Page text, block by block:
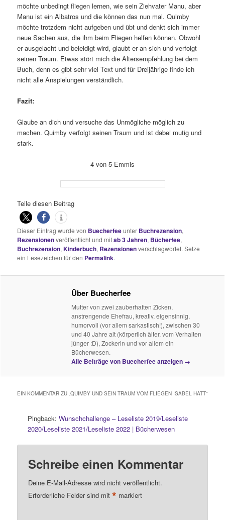
möchte unbedingt fliegen lernen, wie sein Ziehvater Manu, aber
Manu ist ein Albatros und die können das nun mal. Quimby
möchte trotzdem nicht aufgeben und übt und denkt sich immer
neue Sachen aus, die ihm beim Fliegen helfen können. Obwohl
er ausgelacht und beleidigt wird, glaubt er an sich und verfolgt
seinen Traum. Etwas stört mich die Altersempfehlung bei dem
Buch, denn es gibt sehr viel Text und für Dreijährige finde ich
nicht alle Anspielungen verständlich.
Fazit:
Glaube an dich und versuche das Unmögliche möglich zu
machen. Quimby verfolgt seinen Traum und ist dabei mutig und
stark.
4 von 5 Emmis
Teile diesen Beitrag
Dieser Eintrag wurde von Buecherfeeunter Buchrezension,
Rezensionenveröffentlicht und mitab 3 Jahren, Bücherfee,
Buchrezension,Kinderbuch, Rezensionenverschlagwortet. Setze
ein Lesezeichen für den Permalink.
Über Buecherfee
Mutter von zwei zauberhaften Zicken,
anstrengende Ehefrau, kreativ, eigensinnig,
humorvoll (vor allem sarkastisch!), zwischen 30
und 40 Jahre alt (körperlich älter, vom Verhalten
jünger :D), Zockerin und vor allem ein
Bücherwesen.
Alle Beiträge von Buecherfee anzeigen →
EIN KOMMENTAR ZU „QUIMBY UND SEIN TRAUM VOM FLIEGEN ISABEL HATT“
Pingback:Wunschchallenge – Leseliste 2019/Leseliste
2020/Leseliste 2021/Leseliste 2022 | Bücherwesen
Schreibe einen Kommentar
Deine E-Mail-Adresse wird nicht veröffentlicht.
Erforderliche Felder sind mit* markiert